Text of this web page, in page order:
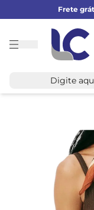
Frete
Linha